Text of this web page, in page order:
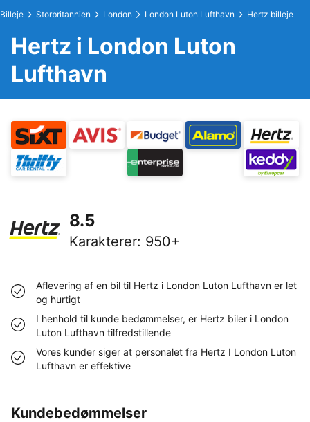
Billeje Storbritannien London London Luton Lufthavn Hertz billeje
Hertz i London Luton
Lufthavn
8.5
Karakterer: 950+
Aflevering af en bil til Hertz i London Luton Lufthavn er let
og hurtigt
I henhold til kunde bedømmelser, er Hertz biler i London
Luton Lufthavn tilfredstillende
Vores kunder siger at personalet fra Hertz I London Luton
Lufthavn er effektive
Kundebedømmelser